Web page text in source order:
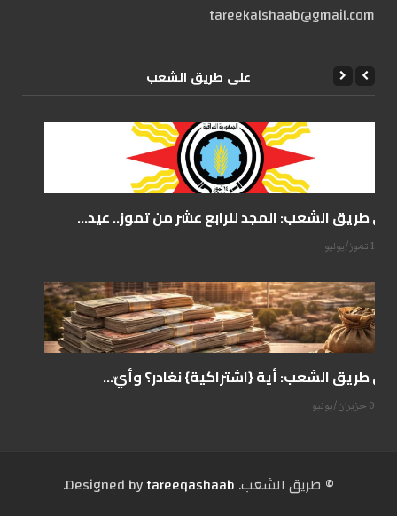
tareekalshaab@gmail.com
علی طریق الشعب
على طريق الشعب: المجد للرابع عشر من تموز.. عيد...
14 تموز/يوليو
على طريق الشعب: أية {اشتراكية} نغادر؟ وأيّ...
07 حزيران/يونيو
© طریق الشعب. Designed by tareeqashaab
.